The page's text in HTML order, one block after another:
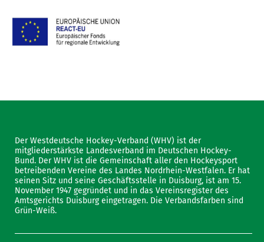
Der Westdeutsche Hockey-Verband (WHV) ist der
mitgliederstärkste Landesverband im Deutschen Hockey-
Bund. Der WHV ist die Gemeinschaft aller den Hockeysport
betreibenden Vereine des Landes Nordrhein-Westfalen. Er hat
seinen Sitz und seine Geschäftsstelle in Duisburg, ist am 15.
November 1947 gegründet und in das Vereinsregister des
Amtsgerichts Duisburg eingetragen. Die Verbandsfarben sind
Grün-Weiß.